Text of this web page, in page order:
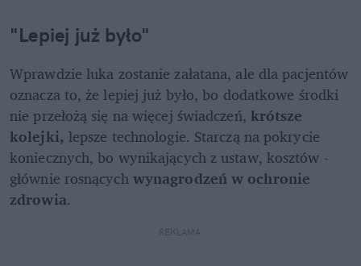
"Lepiej już było"
Wprawdzie luka zostanie załatana, ale dla pacjentów
oznacza to, że lepiej już było, bo dodatkowe środki
nie przełożą się na więcej świadczeń, krótsze
kolejki, lepsze technologie. Starczą na pokrycie
koniecznych, bo wynikających z ustaw, kosztów -
głównie rosnących wynagrodzeń w ochronie
zdrowia.
REKLAMA